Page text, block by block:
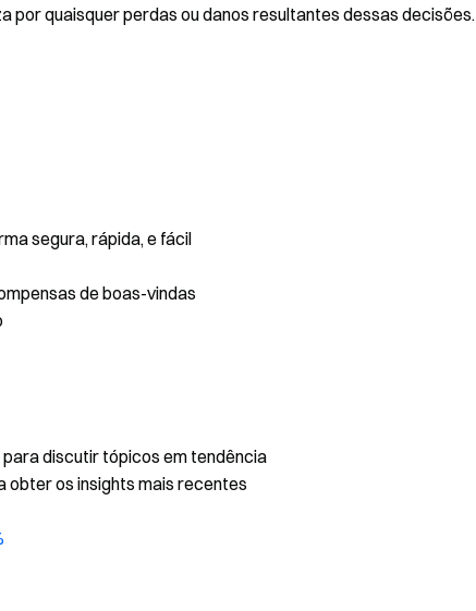
por quaisquer perdas ou danos resultantes dessas decisões.
segura, rápida, e fácil
de boas-vindas
para discutir tópicos em tendência
obter os insights mais recentes